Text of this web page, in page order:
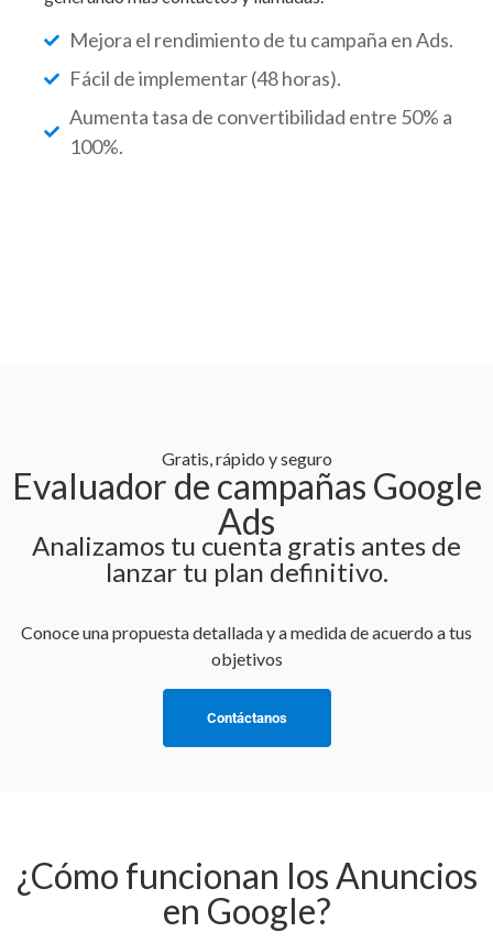
Mejora el rendimiento de tu campaña en Ads.
Fácil de implementar (48 horas).
Aumenta tasa de convertibilidad entre 50% a
100%.
Gratis, rápido y seguro
Evaluador de campañas Google
Ads
Analizamos tu cuenta gratis antes de
lanzar tu plan definitivo.
Conoce una propuesta detallada y a medida de acuerdo a tus
objetivos
Contáctanos
¿Cómo funcionan los Anuncios
en Google?